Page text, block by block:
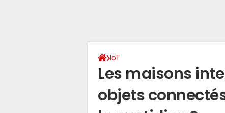
IoT
Les maisons
objets